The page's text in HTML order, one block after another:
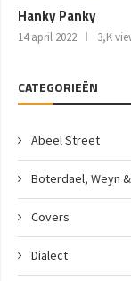
Hanky Panky
14 april 2022 3,K
CATEGORIEËN
Abeel Street
Boterdael, Weyn
Covers
Dialect